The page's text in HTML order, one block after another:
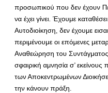
προσωπικού που δεν έχουν
να έχει γίνει. Έχουμε
Αυτοδιοίκηση, δεν έχουμε
περιμένουμε οι επόμενες
Αναθεώρηση του
σφαιρική αμνησία σ’
των Αποκεντρωμένων
την κάνουν πράξη.